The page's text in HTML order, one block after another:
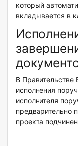
который
вкладывается в
В
исполнения
исполнителя
предварительно
проекта